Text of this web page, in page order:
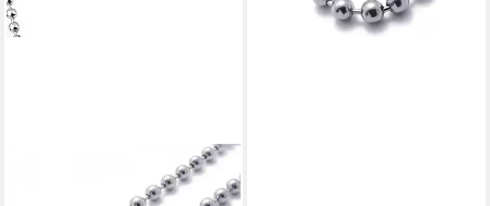
Partnerkette Puzzle mit Herz